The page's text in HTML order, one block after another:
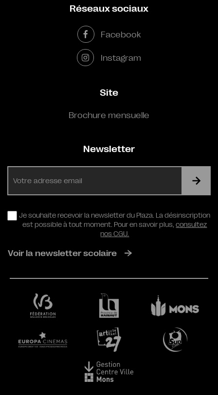
Réseaux sociaux
Facebook
Instagram
Site
Brochure mensuelle
Newsletter
RGPD
Je souhaite recevoir la newsletter du Plaza. La désinscription
est possible à tout moment. Pour en savoir plus,consultez
nos CGU.
Voir la newsletter scolaire